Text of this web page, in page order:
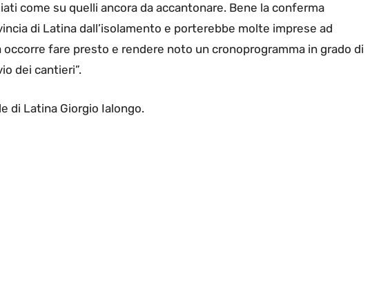
come su quelli ancora da accantonare. Bene la conferma
di Latina dall’isolamento e porterebbe molte imprese ad
fare presto e rendere noto un cronoprogramma in grado di
dei cantieri”.
di Latina Giorgio Ialongo.